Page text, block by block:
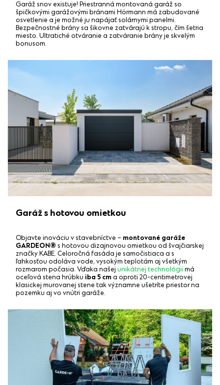
Garáž snov existuje! Priestranná montovaná garáž so
špičkovými garážovými bránami Hörmann má zabudované
osvetlenie a je možné ju napájať solárnymi panelmi.
Bezpečnostné brány sa šikovne zatvárajú k stropu, čím šetria
miesto. Ultratiché otváranie a zatváranie brány je skvelým
bonusom.
Garáž s hotovou omietkou
Objavte inováciu v stavebníctve – montované garáže
GARDEON® s hotovou dizajnovou omietkou od švajčiarskej
značky KABE. Celoročná fasáda je samočistiaca a s
ľahkosťou odoláva vode, vysokým teplotám aj všetkým
rozmarom počasia. Vďaka našej unikátnej technológii má
oceľová stena hrúbku iba 5 cma oproti 20-centimetrovej
klasickej murovanej stene tak významne ušetríte priestor na
pozemku aj vo vnútri garáže.